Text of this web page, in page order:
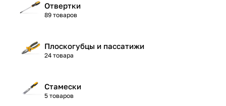
Отвертки
89 товаров
Плоскогубцы и пассатижи
24 товара
Стамески
5 товаров